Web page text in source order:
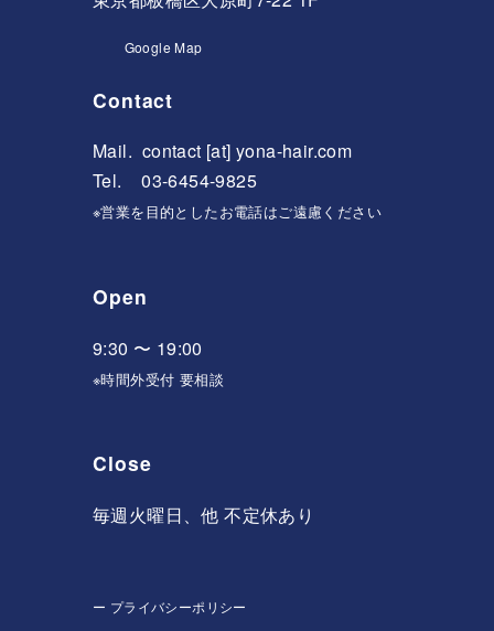
Google Map
Contact
Mail. contact [at] yona-hair.com
Tel. 03-6454-9825
※営業を目的としたお電話はご遠慮ください
Open
9:30 〜 19:00
※時間外受付 要相談
Close
毎週火曜日、他 不定休あり
ー プライバシーポリシー